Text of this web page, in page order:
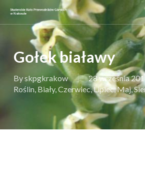
main
content
Gołek białawy
Byskpgkrakow 28 września
Roślin, Biały,Czerwiec,Lipiec,Maj,